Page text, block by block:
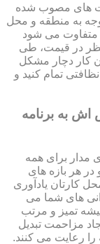
های مصوب شده
به منطقه و محل
متفاوت می شود
نظر در قیمت، طی
کار دچار مشکل
تمام کنید و
به برنامه
مدار برای همه
هر بازه های
کارتان یادآوری
های شما می
تمیز و مرتب
مزاحمت تبدیل
رعایت می کنند.